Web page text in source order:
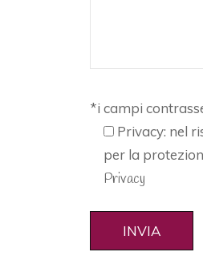
*i campi
Privacy: nel
per la
Privacy